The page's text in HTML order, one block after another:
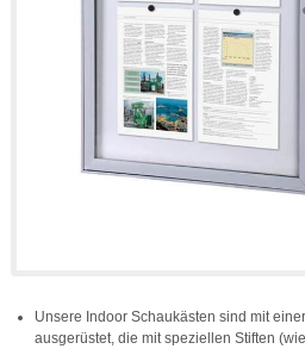
Unsere Indoor Schaukästen sind mit
ausgerüstet, die mit speziellen Stiften